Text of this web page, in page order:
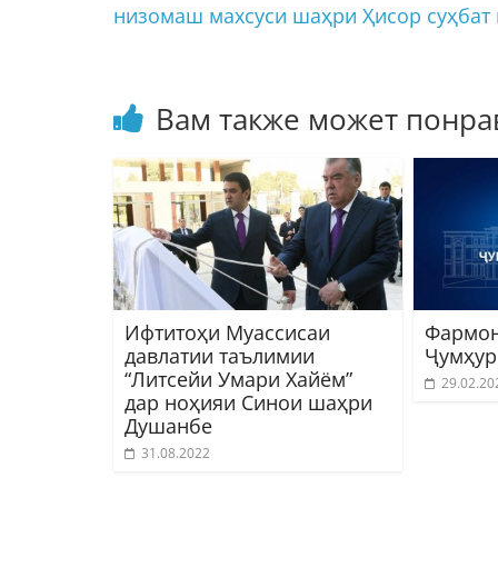
низомаш махсуси шаҳри Ҳисор
Вам также может
Ифтитоҳи Муассисаи
давлатии таълимии
“Литсейи Умари Хайём”
дар ноҳияи Синои шаҳри
Душанбе
31.08.2022